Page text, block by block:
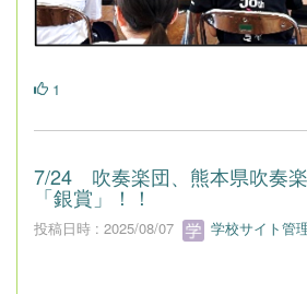
1
7/24 吹奏楽団、熊本県吹奏
「銀賞」！！
投稿日時 : 2025/08/07 学校サイト管